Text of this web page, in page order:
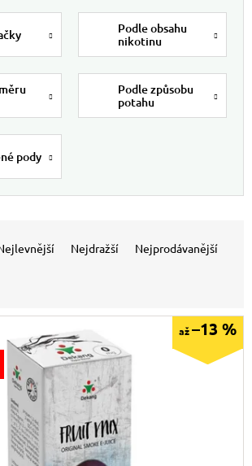
Podle obsahu
nikotinu
Podle způsobu
potahu
pody
Nejdražší Nejprodávanější
až–13 %